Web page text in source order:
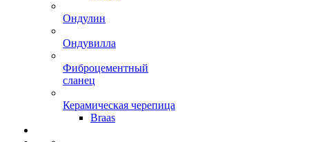
Ондулин
Ондувилла
Фиброцементный
сланец
Керамическая черепица
Braas